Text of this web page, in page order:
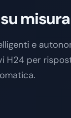
misura
e
H24 per